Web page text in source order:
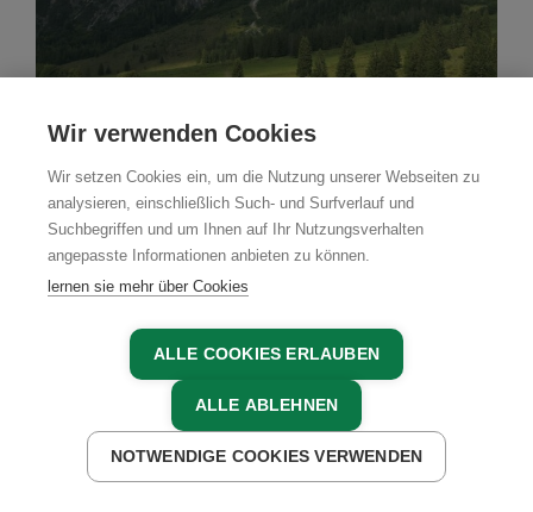
Bio Bauernhof
Bio-Hof Vorderfromm
Werfenweng, Tennengebirge, Salzburger Land
JETZT ANFRAGEN JETZT BUCHEN
Wir verwenden Cookies
Wir setzen Cookies ein, um die Nutzung unserer Webseiten zu
analysieren, einschließlich Such- und Surfverlauf und
Suchbegriffen und um Ihnen auf Ihr Nutzungsverhalten
angepasste Informationen anbieten zu können.
lernen sie mehr über Cookies
ALLE COOKIES ERLAUBEN
ALLE ABLEHNEN
NOTWENDIGE COOKIES VERWENDEN